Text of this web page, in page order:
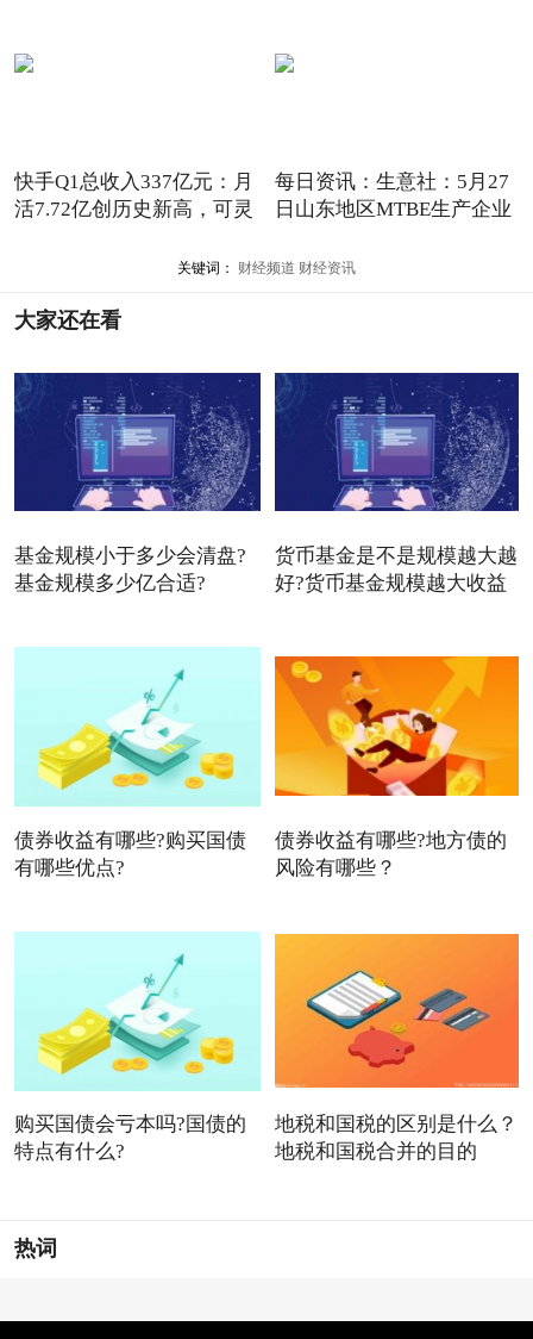
快手Q1总收入337亿元：月
活7.72亿创历史新高，可灵
每日资讯：生意社：5月27
日山东地区MTBE生产企业
关键词： 财经频道 财经资讯
大家还在看
基金规模小于多少会清盘?
基金规模多少亿合适?
货币基金是不是规模越大越
好?货币基金规模越大收益
债券收益有哪些?购买国债
有哪些优点?
债券收益有哪些?地方债的
风险有哪些？
购买国债会亏本吗?国债的
特点有什么?
地税和国税的区别是什么？
地税和国税合并的目的
热词